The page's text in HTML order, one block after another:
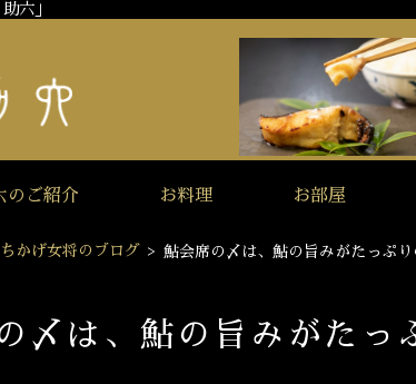
六」
のご紹介 お料理 お部屋
ちかげ女将のブログ > 鮎会席の〆は、鮎の旨みがたっぷり
〆は、鮎の旨みがたっ